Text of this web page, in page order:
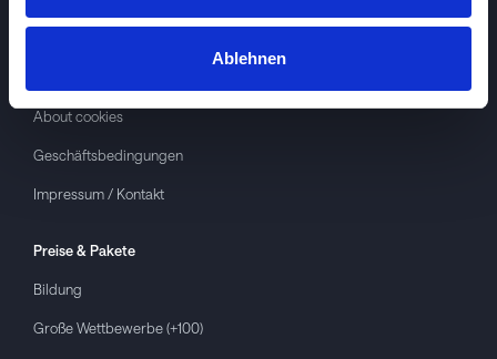
Ablehnen
About cookies
Geschäftsbedingungen
Impressum / Kontakt
Preise & Pakete
Bildung
Große Wettbewerbe (+100)